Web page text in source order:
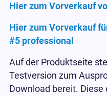
Hier zum Vorverkauf
Hier zum Vorverkauf
#5 professional
Auf der Produktseite
Testversion zum
Download bereit.